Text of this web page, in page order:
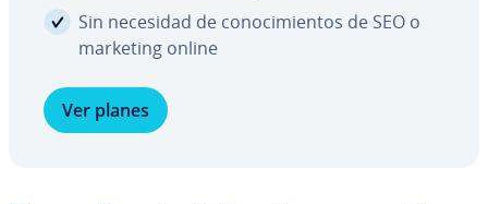
Sin necesidad de co­no­ci­mie­n­tos de SEO o
marketing online
Ver planes